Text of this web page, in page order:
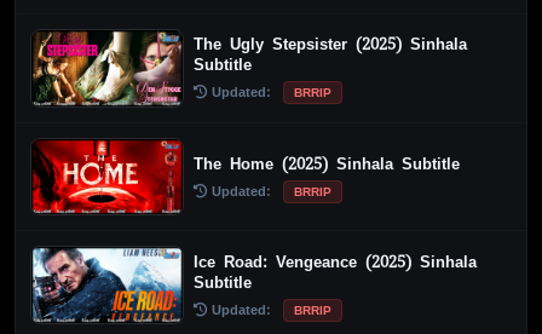
The Ugly Stepsister (2025) Sinhala
Subtitle
Updated: BRRIP
The Home (2025) Sinhala Subtitle
Updated: BRRIP
Ice Road: Vengeance (2025) Sinhala
Subtitle
Updated: BRRIP